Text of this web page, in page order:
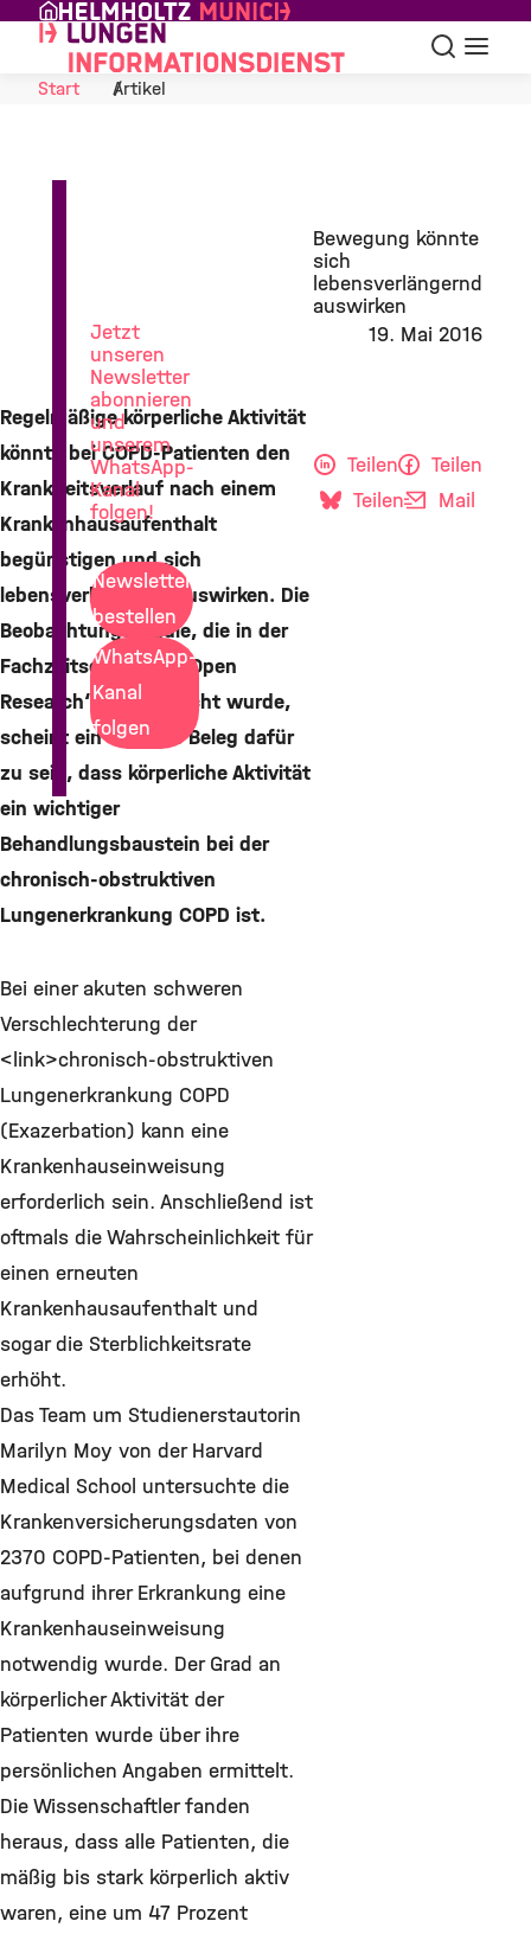
Skip to Content
Suche
Start
Artikel
Bewegung könnte
sich
lebensverlängernd
auswirken
19. Mai 2016
Regelmäßige körperliche Aktivität
könnte bei COPD-Patienten den
Krankheitsverlauf nach einem
Krankenhausaufenthalt
begünstigen und sich
lebensverlängernd auswirken. Die
Beobachtungsstudie, die in der
Fachzeitschrift ‚ERJ Open
Research‘ veröffentlicht wurde,
scheint ein weiterer Beleg dafür
zu sein, dass körperliche Aktivität
ein wichtiger
Behandlungsbaustein bei der
chronisch-obstruktiven
Lungenerkrankung COPD ist.
Bei einer akuten schweren
Verschlechterung der
<link>chronisch-obstruktiven
Lungenerkrankung COPD
(Exazerbation) kann eine
Krankenhauseinweisung
erforderlich sein. Anschließend ist
oftmals die Wahrscheinlichkeit für
einen erneuten
Krankenhausaufenthalt und
sogar die Sterblichkeitsrate
erhöht.
Das Team um Studienerstautorin
Marilyn Moy von der Harvard
Medical School untersuchte die
Krankenversicherungsdaten von
2370 COPD-Patienten, bei denen
aufgrund ihrer Erkrankung eine
Krankenhauseinweisung
notwendig wurde. Der Grad an
körperlicher Aktivität der
Patienten wurde über ihre
persönlichen Angaben ermittelt.
Die Wissenschaftler fanden
heraus, dass alle Patienten, die
mäßig bis stark körperlich aktiv
waren, eine um 47 Prozent
Teilen
Teilen
Teilen
Mail
Jetzt
unseren
Newsletter
abonnieren
und
unserem
WhatsApp-
Kanal
folgen!
Newsletter
bestellen
WhatsApp-
Kanal
folgen